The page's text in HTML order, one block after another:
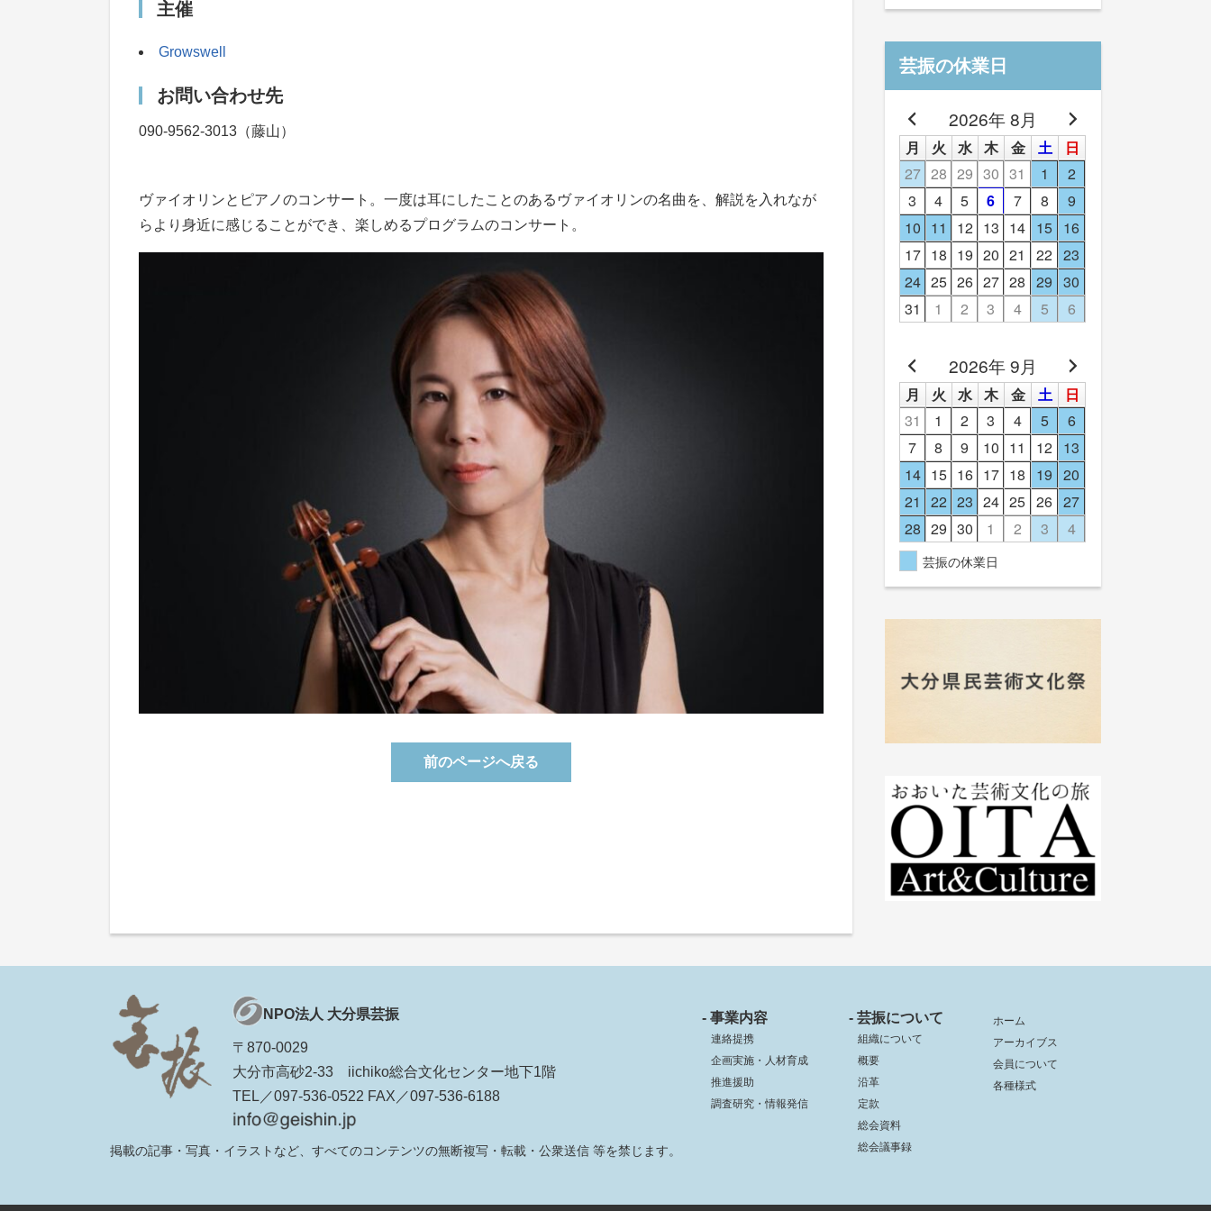
主催
Growswell
お問い合わせ先
090-9562-3013（藤山）
ヴァイオリンとピアノのコンサート。一度は耳にしたことのあるヴァイオリンの名曲を、解説を入れなが
らより身近に感じることができ、楽しめるプログラムのコンサート。
前のページへ戻る
芸振の休業日
2026年 8月
月 火 水 木 金 土
日
27 28 29 30 31 1
2
3
4 5 6 7 8
9
10 11 12 13 14 15 16
17 18 19 20 21 22 23
24 25 26 27 28 29 30
31
1 2 3 4 5 6
2026年 9月
月 火 水 木 金 土
日
31
1 2 3 4 5
6
7
8 9 10 11 12 13
14 15 16 17 18 19 20
21
22 23 24 25 26 27
28 29 30 1 2 3 4
芸振の休業日
NPO法人 大分県芸振
〒870-0029
大分市高砂2-33 iichiko総合文化センター地下1階
TEL／097-536-0522 FAX／097-536-6188
掲載の記事・写真・イラストなど、すべてのコンテンツの無断複写・転載・公衆送信 等を禁じます。
- 事業内容
連絡提携
企画実施・人材育成
推進援助
調査研究・情報発信
- 芸振について
組織について
概要
沿革
定款
総会資料
総会議事録
ホーム
アーカイブス
会員について
各種様式